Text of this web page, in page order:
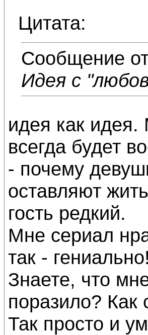
Цитата:
Сообщение
Идея с
идея как
всегда будет
- почему
оставляют
гость редкий.
Мне сериал
так -
Знаете, что
поразило? Как
Так просто и